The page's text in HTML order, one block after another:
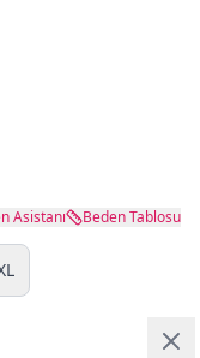
Asistanı Beden Tablosu